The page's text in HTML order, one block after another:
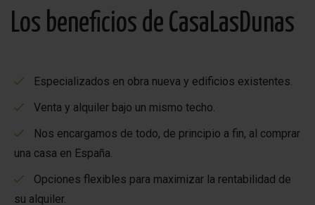
Los beneficios de CasaLasDunas
Especializados en obra nueva y edificios existentes.
Venta y alquiler bajo un mismo techo.
Nos encargamos de todo, de principio a fin, al comprar
una casa en España.
Opciones flexibles para maximizar la rentabilidad de
su alquiler.